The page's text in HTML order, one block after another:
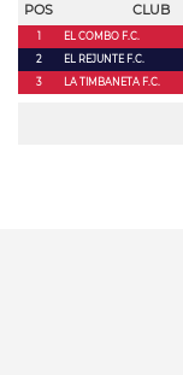
POS CLUB
1 EL COMBO F.C.
2
EL REJUNTE F.C.
3
LA TIMBANETA F.C.